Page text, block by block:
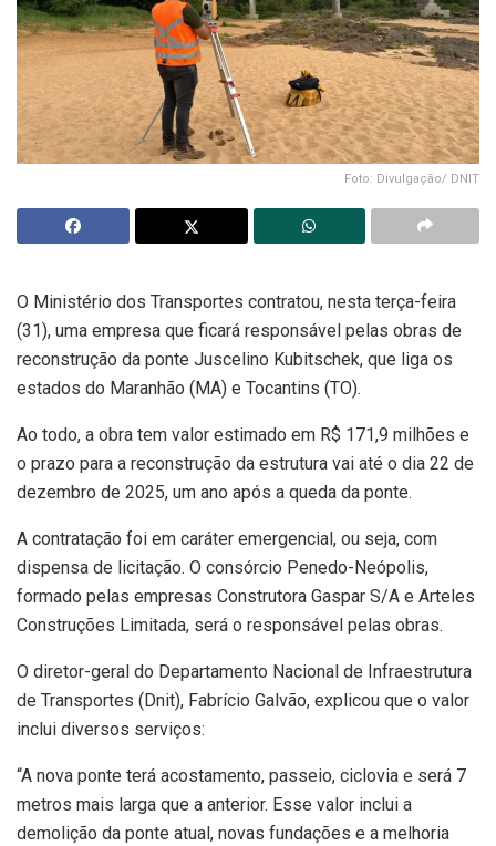
Foto: Divulgação/ DNIT
O Ministério dos Transportes contratou, nesta terça-feira
(31), uma empresa que ficará responsável pelas obras de
reconstrução da ponte Juscelino Kubitschek, que liga os
estados do Maranhão (MA) e Tocantins (TO).
Ao todo, a obra tem valor estimado em R$ 171,9 milhões e
o prazo para a reconstrução da estrutura vai até o dia 22 de
dezembro de 2025, um ano após a queda da ponte.
A contratação foi em caráter emergencial, ou seja, com
dispensa de licitação. O consórcio Penedo-Neópolis,
formado pelas empresas Construtora Gaspar S/A e Arteles
Construções Limitada, será o responsável pelas obras.
O diretor-geral do Departamento Nacional de Infraestrutura
de Transportes (Dnit), Fabrício Galvão, explicou que o valor
inclui diversos serviços:
“A nova ponte terá acostamento, passeio, ciclovia e será 7
metros mais larga que a anterior. Esse valor inclui a
demolição da ponte atual, novas fundações e a melhoria